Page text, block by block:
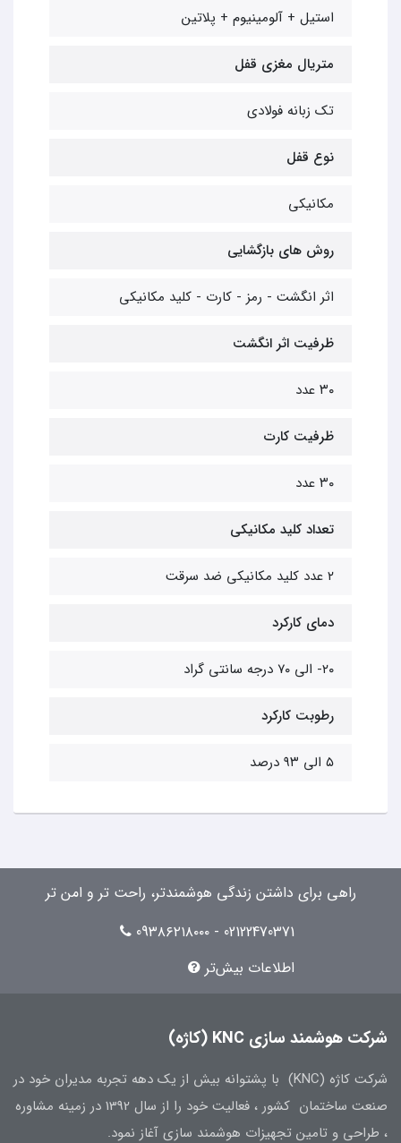
استیل + آلومینیوم + پلاتین
متریال مغزی قفل
تک زبانه فولادی
نوع قفل
مکانیکی
روش های بازگشایی
اثر انگشت - رمز - کارت - کلید مکانیکی
ظرفیت اثر انگشت
۳۰ عدد
ظرفیت کارت
۳۰ عدد
تعداد کلید مکانیکی
۲ عدد کلید مکانیکی ضد سرقت
دمای کارکرد
۲۰- الی ۷۰ درجه سانتی گراد
رطوبت کارکرد
۵ الی ۹۳ درصد
راهی برای داشتن زندگی هوشمندتر، راحت تر و امن تر
02122470371 - 09۳۸۶۲۱۸۰۰۰
اطلاعات بیش‌تر
شرکت هوشمند سازی KNC (کاژه)
شرکت کاژه (KNC) با پشتوانه بیش از یک دهه تجربه مدیران خود در
صنعت ساختمان کشور ، فعالیت خود را از سال 1392 در زمینه مشاوره
، طراحی و تامین تجهیزات هوشمند سازی آغاز نمود.